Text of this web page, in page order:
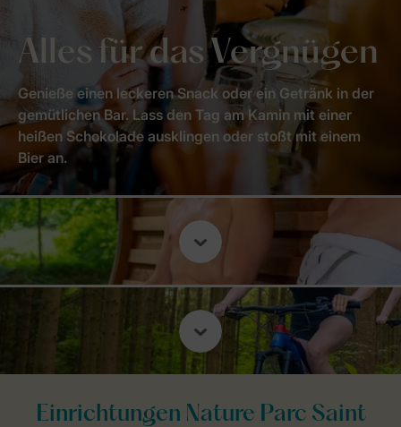
Alles für das Vergnügen
Genieße einen leckeren Snack oder ein Getränk in der
gemütlichen Bar. Lass den Tag am Kamin mit einer
heißen Schokolade ausklingen oder stoßt mit einem
Bier an.
Einrichtungen Nature Parc Saint